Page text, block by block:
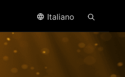
Italiano